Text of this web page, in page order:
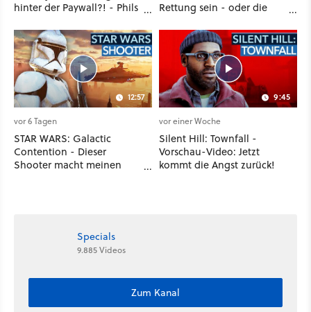
hinter der Paywall?! - Phils
Netflix-Deal
Rettung sein - oder die
12:57
vor 6 Tagen
STAR WARS: Galactic
Contention - Dieser
Shooter macht meinen
9:45
vor einer Woche
Silent Hill: Townfall -
Vorschau-Video: Jetzt
kommt die Angst zurück!
Specials
9.885 Videos
Zum Kanal